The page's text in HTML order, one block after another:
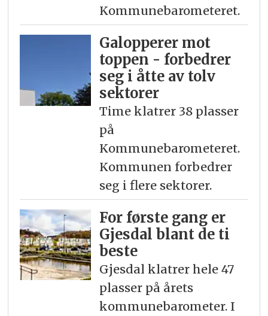
Kommunebarometeret.
Galopperer mot
toppen - forbedrer
seg i åtte av tolv
sektorer
Time klatrer 38 plasser
på
Kommunebarometeret.
Kommunen forbedrer
seg i flere sektorer.
For første gang er
Gjesdal blant de ti
beste
Gjesdal klatrer hele 47
plasser på årets
kommunebarometer. I